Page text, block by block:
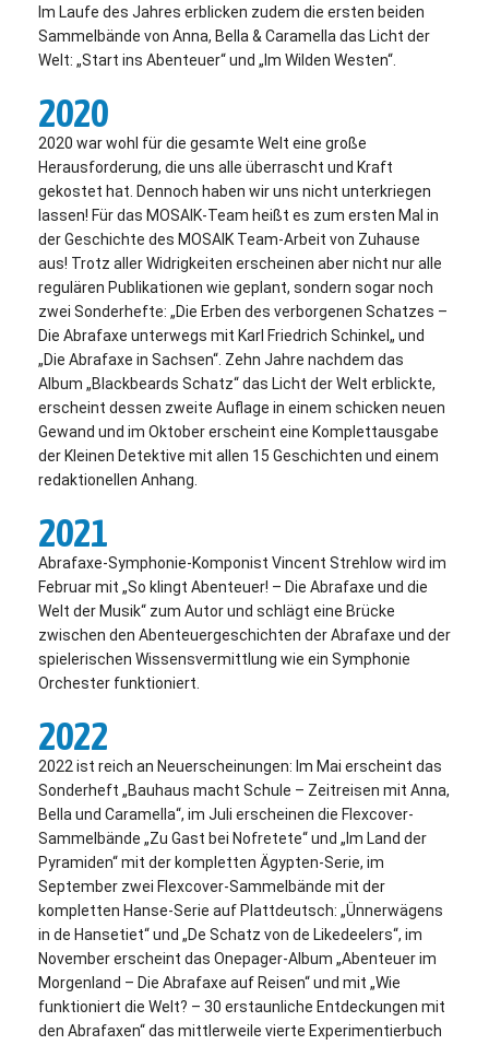
Im Laufe des Jahres erblicken zudem die ersten beiden
Sammelbände von Anna, Bella & Caramella das Licht der
Welt: „Start ins Abenteuer“ und „Im Wilden Westen“.
2020
2020 war wohl für die gesamte Welt eine große
Herausforderung, die uns alle überrascht und Kraft
gekostet hat. Dennoch haben wir uns nicht unterkriegen
lassen! Für das MOSAIK-Team heißt es zum ersten Mal in
der Geschichte des MOSAIK Team-Arbeit von Zuhause
aus! Trotz aller Widrigkeiten erscheinen aber nicht nur alle
regulären Publikationen wie geplant, sondern sogar noch
zwei Sonderhefte: „Die Erben des verborgenen Schatzes –
Die Abrafaxe unterwegs mit Karl Friedrich Schinkel„ und
„Die Abrafaxe in Sachsen“. Zehn Jahre nachdem das
Album „Blackbeards Schatz“ das Licht der Welt erblickte,
erscheint dessen zweite Auflage in einem schicken neuen
Gewand und im Oktober erscheint eine Komplettausgabe
der Kleinen Detektive mit allen 15 Geschichten und einem
redaktionellen Anhang.
2021
Abrafaxe-Symphonie-Komponist Vincent Strehlow wird im
Februar mit „So klingt Abenteuer! – Die Abrafaxe und die
Welt der Musik“ zum Autor und schlägt eine Brücke
zwischen den Abenteuergeschichten der Abrafaxe und der
spielerischen Wissensvermittlung wie ein Symphonie
Orchester funktioniert.
2022
2022 ist reich an Neuerscheinungen: Im Mai erscheint das
Sonderheft „Bauhaus macht Schule – Zeitreisen mit Anna,
Bella und Caramella“, im Juli erscheinen die Flexcover-
Sammelbände „Zu Gast bei Nofretete“ und „Im Land der
Pyramiden“ mit der kompletten Ägypten-Serie, im
September zwei Flexcover-Sammelbände mit der
kompletten Hanse-Serie auf Plattdeutsch: „Ünnerwägens
in de Hansetiet“ und „De Schatz von de Likedeelers“, im
November erscheint das Onepager-Album „Abenteuer im
Morgenland – Die Abrafaxe auf Reisen“ und mit „Wie
funktioniert die Welt? – 30 erstaunliche Entdeckungen mit
den Abrafaxen“ das mittlerweile vierte Experimentierbuch